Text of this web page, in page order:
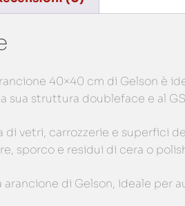
40×40 cm di Gelson è
sua struttura doubleface e al
di vetri, carrozzerie e superfici
sporco e residui di cera o
di Gelson, ideale per